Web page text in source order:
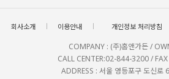
회사소개 이용안내 개인정보 처리방침
COMPANY : (주)홈앤가든 /
CALL CENTER:02-844-3200 /
ADDRESS : 서울 영등포구 도신로